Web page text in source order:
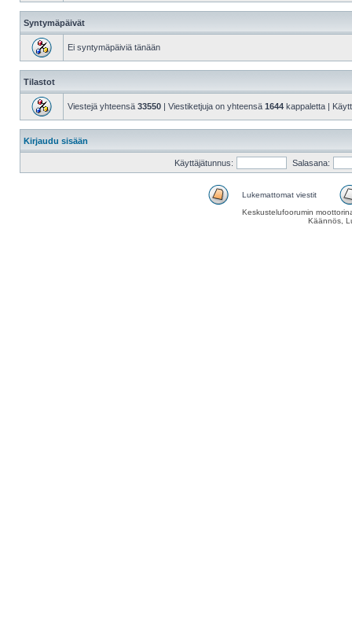
Syntymäpäivät
Ei syntymäpäiviä tänään
Tilastot
Viestejä yhteensä 33550 | Viestiketjuja on yhteensä 1644 kappaletta |
Kirjaudu sisään
Käyttäjätunnus: Salasana:
Lukemattomat viestit
Keskustelufoorumin
Käännös,